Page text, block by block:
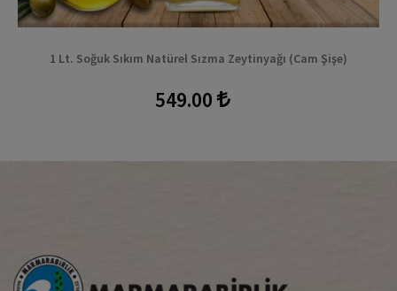
1 Lt. Soğuk Sıkım Natürel Sızma Zeytinyağı (Cam Şişe)
549.00